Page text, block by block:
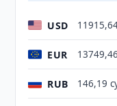
USD
EUR
RUB 146,19